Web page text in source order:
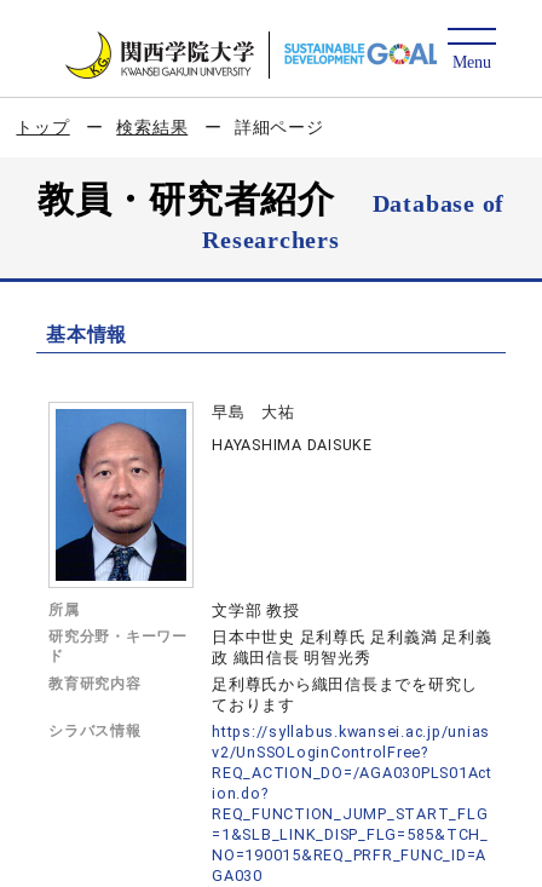
トップ 検索結果 詳細ページ
教員・研究者紹介
Database of
Researchers
基本情報
早島 大祐
HAYASHIMA DAISUKE
所属 文学部 教授
研究分野・キーワー
ド
日本中世史 足利尊氏 足利義満 足利義
政 織田信長 明智光秀
教育研究内容
足利尊氏から織田信長までを研究し
ております
シラバス情報
https://syllabus.kwansei.ac.jp/unias
v2/UnSSOLoginControlFree?
REQ_ACTION_DO=/AGA030PLS01Act
ion.do?
REQ_FUNCTION_JUMP_START_FLG
=1&SLB_LINK_DISP_FLG=585&TCH_
NO=190015&REQ_PRFR_FUNC_ID=A
GA030